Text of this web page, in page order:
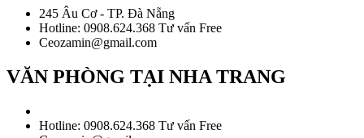
245 Âu Cơ - TP. Đà Nẵng
Hotline: 0908.624.368 Tư vấn Free
Ceozamin@gmail.com
VĂN PHÒNG TẠI NHA TRANG
Hotline: 0908.624.368 Tư vấn Free